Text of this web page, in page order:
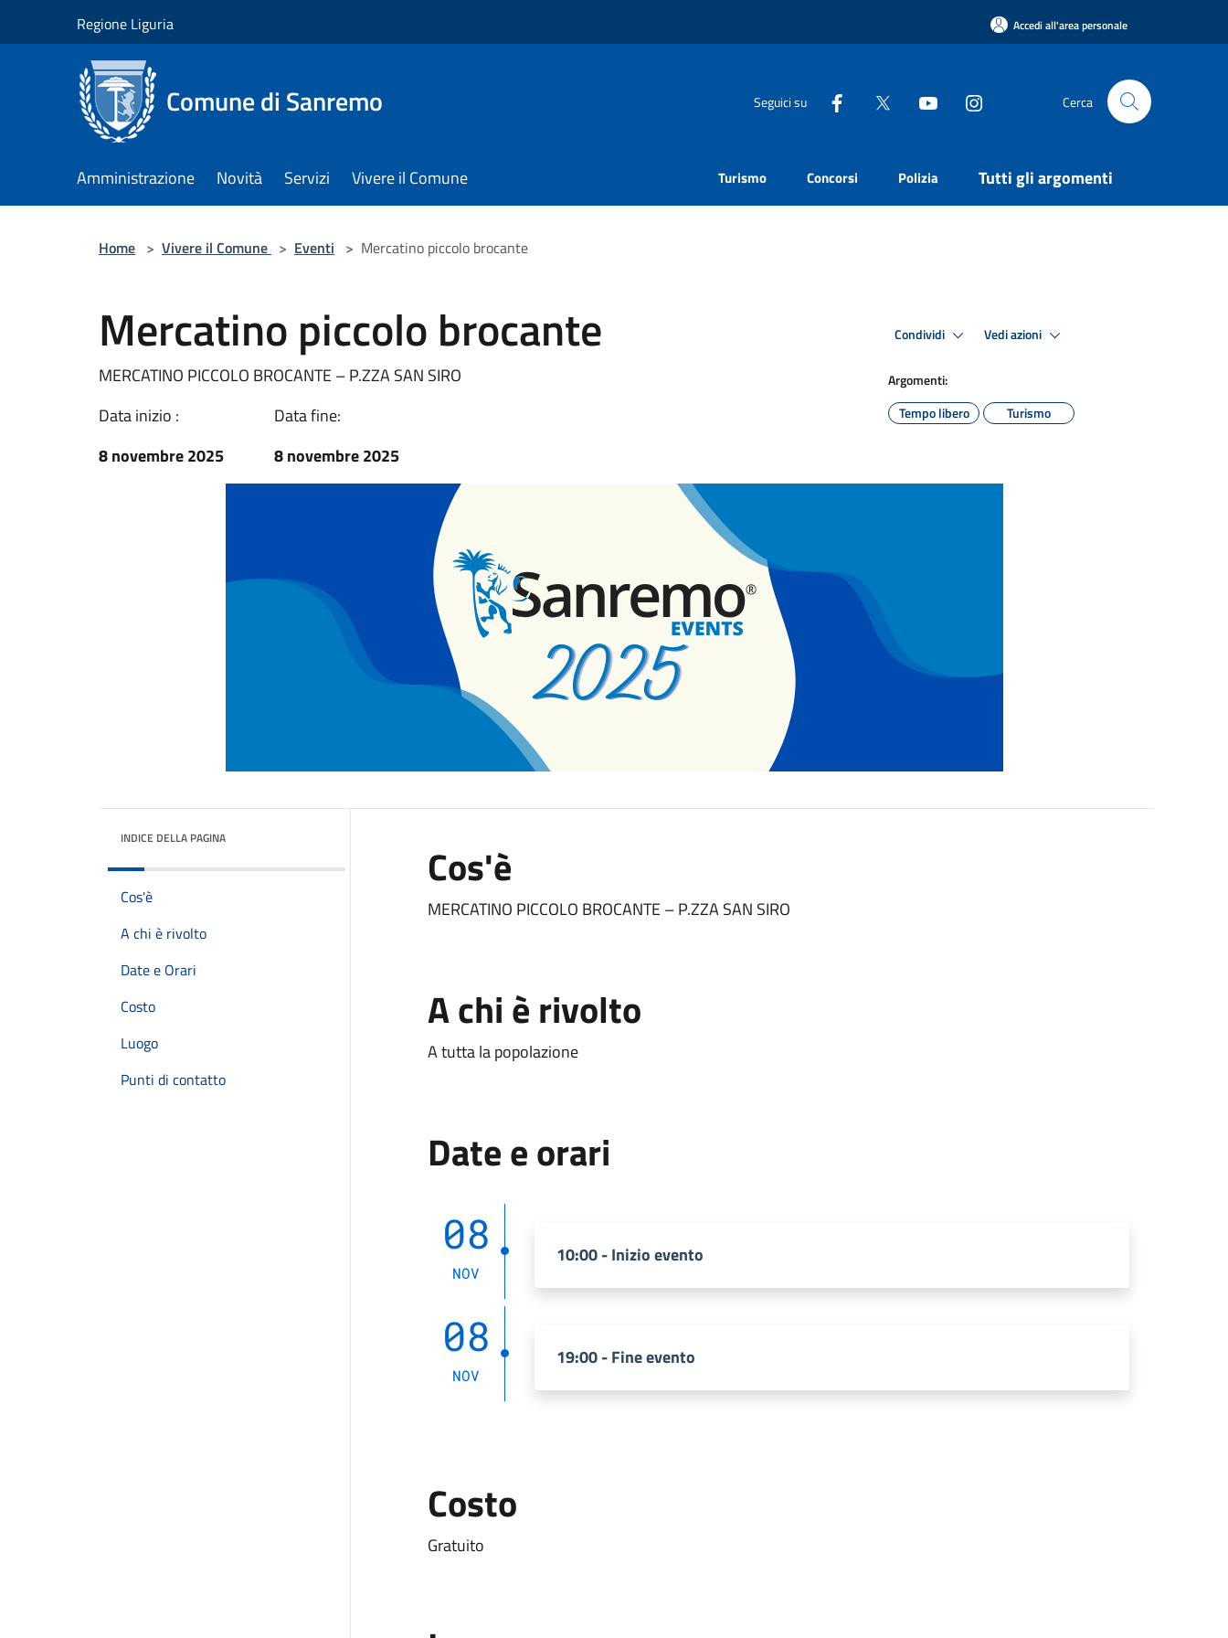
Regione Liguria Accedi all'area personale
Comune di Sanremo Seguici su Cerca
Amministrazione Novità Servizi Vivere il Comune Turismo Concorsi Polizia Tutti gli argomenti
Home > Vivere il Comune > Eventi > Mercatino piccolo brocante
Mercatino piccolo brocante
MERCATINO PICCOLO BROCANTE – P.ZZA SAN SIRO
Data inizio :
8 novembre 2025
Data fine:
8 novembre 2025
Condividi Vedi azioni
Argomenti:
Tempo libero
Turismo
INDICE DELLA PAGINA
Cos'è
A chi è rivolto
Date e Orari
Costo
Luogo
Punti di contatto
Cos'è
MERCATINO PICCOLO BROCANTE – P.ZZA SAN SIRO
A chi è rivolto
A tutta la popolazione
Date e orari
08
NOV
10:00 - Inizio evento
08
NOV
19:00 - Fine evento
Costo
Gratuito